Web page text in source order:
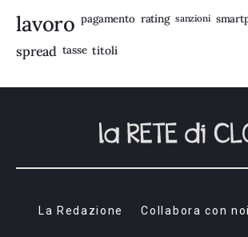
lavoro pagamento rating sanzioni
spread tasse titoli
La Redazione Collabora con noi